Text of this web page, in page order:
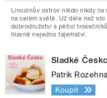
Lincolnův ostrov nikdo nikdy na
na celém světě. Už déle než
dobrodružství s pěticí
hlavně nejedno tajemství.
Sladké
Patrik
Koupit